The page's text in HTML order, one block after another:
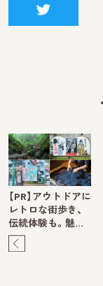
【PR】アウトドアに
レトロな街歩き、
伝統体験も。魅…